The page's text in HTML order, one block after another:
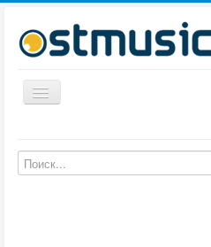
Включить/выключить навигацию
Музыка из мультфильмов